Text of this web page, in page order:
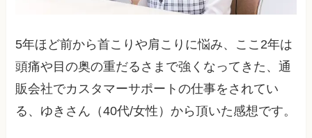
5年ほど前から首こりや肩こりに悩み、ここ2年は
頭痛や目の奥の重だるさまで強くなってきた、通
販会社でカスタマーサポートの仕事をされてい
る、ゆきさん（40代/女性）から頂いた感想です。